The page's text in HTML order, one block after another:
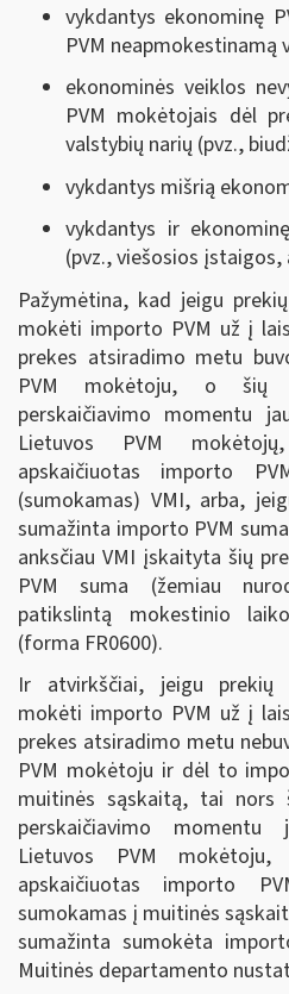
vykdantys ekonominę
PVM neapmokestinamą
ekonominės veiklos
PVM mokėtojais dėl
valstybių narių (pvz.,
vykdantys mišrią
vykdantys ir
(pvz., viešosios įstaigos,
Pažymėtina, kad jeigu
mokėti importo PVM už į
prekes atsiradimo metu
PVM mokėtoju, o šių
perskaičiavimo momentu
Lietuvos PVM
apskaičiuotas importo
(sumokamas) VMI, arba,
sumažinta importo PVM
anksčiau VMI įskaityta šių
PVM suma (žemiau
patikslintą mokestinio
(forma FR0600).
Ir atvirkščiai, jeigu prekių
mokėti importo PVM už į
prekes atsiradimo metu
PVM mokėtoju ir dėl to
muitinės sąskaitą, tai nors
perskaičiavimo
Lietuvos PVM
apskaičiuotas importo
sumokamas į muitinės
sumažinta sumokėta
Muitinės departamento